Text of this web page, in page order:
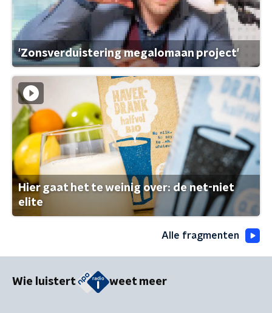
'Zonsverduistering megalomaan project'
Hier gaat het te weinig over: de net-niet
elite
Alle fragmenten
Wie luistert weet meer